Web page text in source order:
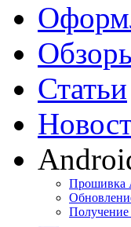
Статьи
Прошивка
Получение